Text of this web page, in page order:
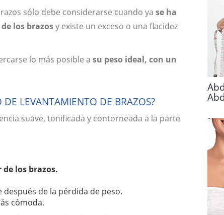
sólo debe considerarse cuando ya se ha
los brazosy existe un exceso o una flacidez
lo más posible a su peso ideal, con un
LEVANTAMIENTO DE BRAZOS?
suave, tonificada y contorneada a la parte
los brazos.
después de la pérdida de peso.
cómoda.